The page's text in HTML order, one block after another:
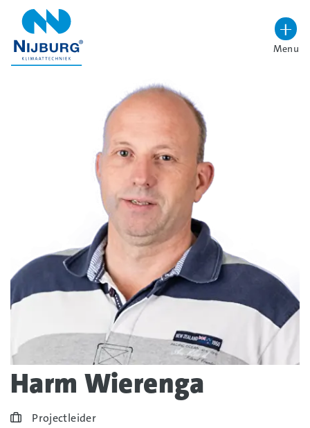
overslaan
Hoog contrast wisselenMenu
Harm Wierenga
Blog_field_Functie
Projectleider